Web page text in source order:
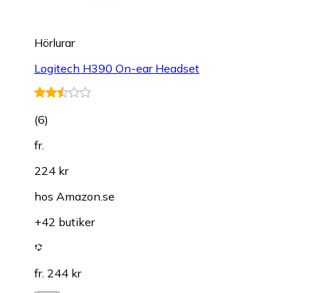
Hörlurar
Logitech H390 On-ear Headset
(6)
fr.
224 kr
hos Amazon.se
+42 butiker
fr. 244 kr